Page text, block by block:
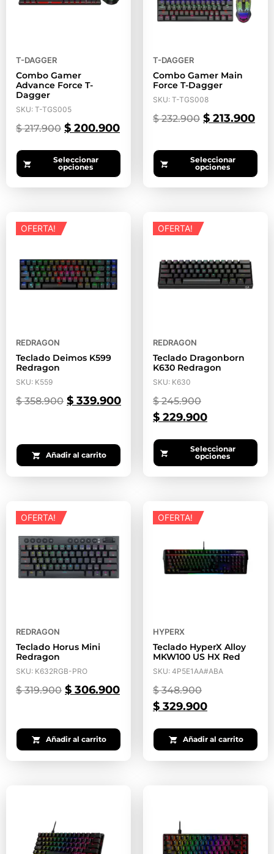
T-DAGGER
Combo Gamer
Advance Force T-
Dagger
SKU: T-TGS005
$217.900 $ 200.900
Seleccionar
opciones
T-DAGGER
Combo Gamer Main
Force T-Dagger
SKU: T-TGS008
$232.900 $ 213.900
Seleccionar
opciones
OFERTA!
REDRAGON
Teclado Deimos K599
Redragon
SKU: K559
$358.900 $ 339.900
Añadir al carrito
OFERTA!
REDRAGON
Teclado Dragonborn
K630 Redragon
SKU: K630
$245.900
$ 229.900
Seleccionar
opciones
OFERTA!
REDRAGON
Teclado Horus Mini
Redragon
SKU: K632RGB-PRO
$319.900 $ 306.900
Añadir al carrito
OFERTA!
HYPERX
Teclado HyperX Alloy
MKW100 US HX Red
SKU: 4P5E1AA#ABA
$348.900
$ 329.900
Añadir al carrito